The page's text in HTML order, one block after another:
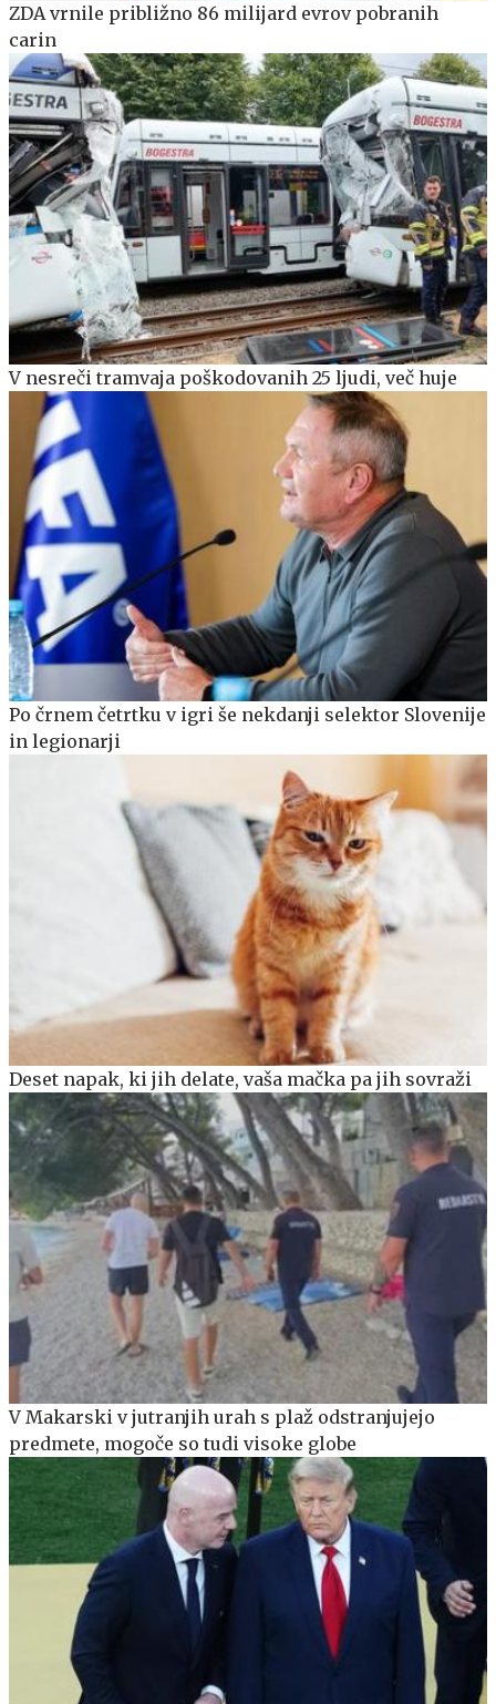
ZDA vrnile približno 86 milijard evrov pobranih
carin
V nesreči tramvaja poškodovanih 25 ljudi, več huje
Po črnem četrtku v igri še nekdanji selektor Slovenije
in legionarji
Deset napak, ki jih delate, vaša mačka pa jih sovraži
V Makarski v jutranjih urah s plaž odstranjujejo
predmete, mogoče so tudi visoke globe